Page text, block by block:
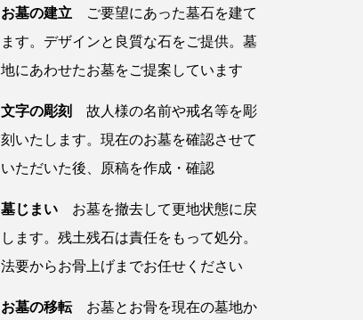
お墓の建立 ご要望にあった墓石を建て
ます。デザインと良質な石をご提供。墓
地にあわせたお墓をご提案しています
文字の彫刻
故人様の名前や戒名等を彫
刻いたします。現在のお墓を確認させて
いただいた後、原稿を作成・確認
墓じまい お墓を撤去して更地状態に戻
します。残土残石は責任をもって処分。
法要からお骨上げまでお任せください
お墓の移転お墓とお骨を現在の墓地か